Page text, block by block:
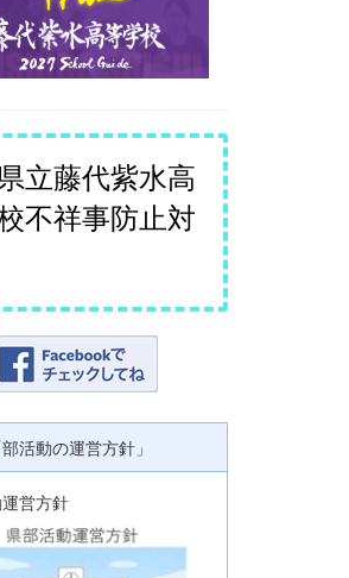
立藤代紫水高
不祥事防止対
活動の運営方針」
営方針